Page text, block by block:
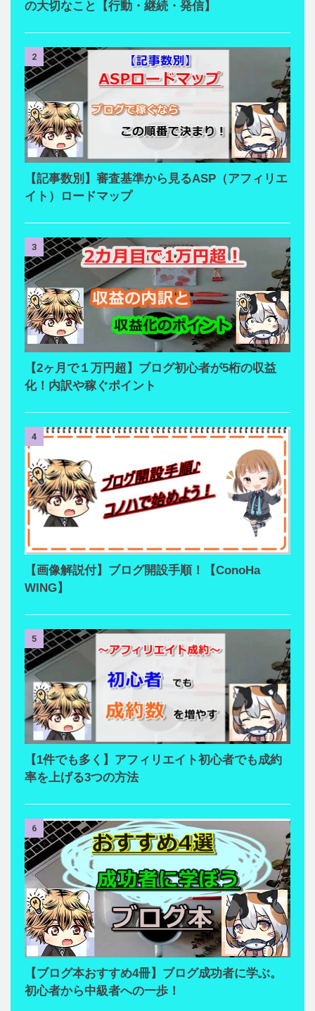
の大切なこと【行動・継続・発信】
2
【記事数別】審査基準から見るASP（アフィリエ
イト）ロードマップ
3
【2ヶ月で１万円超】ブログ初心者が5桁の収益
化！内訳や稼ぐポイント
4
【画像解説付】ブログ開設手順！【ConoHa
WING】
5
【1件でも多く】アフィリエイト初心者でも成約
率を上げる3つの方法
6
【ブログ本おすすめ4冊】ブログ成功者に学ぶ。
初心者から中級者への一歩！